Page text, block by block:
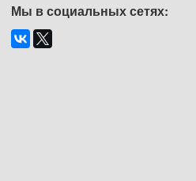
Мы в социальных сетях: